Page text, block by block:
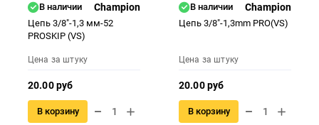
В наличии Champion
Цепь 3/8"-1,3 мм-52
PROSKIP (VS)
Цена за штуку
20.00 руб
В корзину
В наличии Champion
Цепь 3/8"-1,3mm PRO(VS)
Цена за штуку
20.00 руб
В корзину